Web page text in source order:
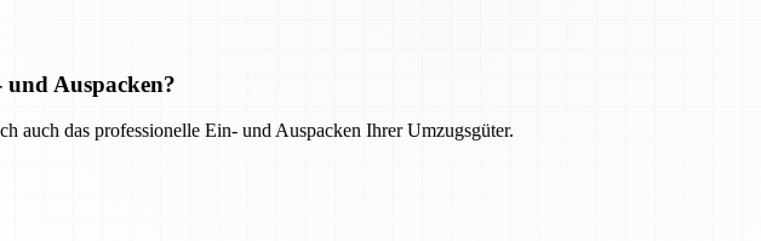
Auspacken?
auch das professionelle Ein- und Auspacken Ihrer Umzugsgüter.